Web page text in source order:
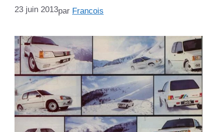
23 juin 2013par Francois